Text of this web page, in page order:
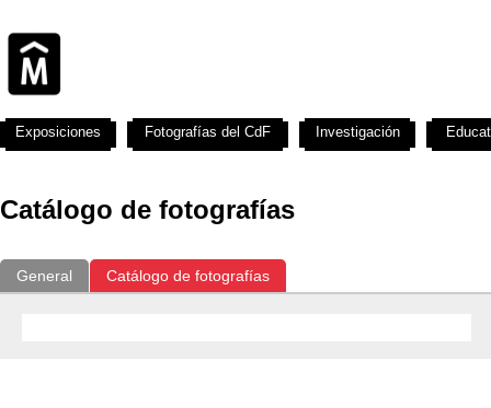
Catálogo de fotografías
General Catálogo de fotografías
Exposiciones Fotografías del CdF Investigación